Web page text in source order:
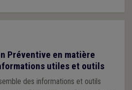
Préventive en matière
utiles et outils
des informations et outils